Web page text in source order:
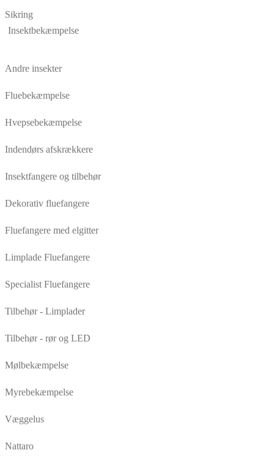
Sikring
Insektbekæmpelse
Andre insekter
Fluebekæmpelse
Hvepsebekæmpelse
Indendørs afskrækkere
Insektfangere og tilbehør
Dekorativ fluefangere
Fluefangere med elgitter
Limplade Fluefangere
Specialist Fluefangere
Tilbehør - Limplader
Tilbehør - rør og LED
Mølbekæmpelse
Myrebekæmpelse
Væggelus
Nattaro